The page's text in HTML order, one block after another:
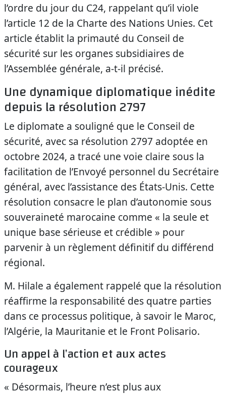
l’ordre du jour du C24, rappelant qu’il viole
l’article 12 de la Charte des Nations Unies. Cet
article établit la primauté du Conseil de
sécurité sur les organes subsidiaires de
l’Assemblée générale, a-t-il précisé.
Une dynamique diplomatique inédite
depuis la résolution 2797
Le diplomate a souligné que le Conseil de
sécurité, avec sa résolution 2797 adoptée en
octobre 2024, a tracé une voie claire sous la
facilitation de l’Envoyé personnel du Secrétaire
général, avec l’assistance des États-Unis. Cette
résolution consacre le plan d’autonomie sous
souveraineté marocaine comme « la seule et
unique base sérieuse et crédible » pour
parvenir à un règlement définitif du différend
régional.
M. Hilale a également rappelé que la résolution
réaffirme la responsabilité des quatre parties
dans ce processus politique, à savoir le Maroc,
l’Algérie, la Mauritanie et le Front Polisario.
Un appel à l’action et aux actes
courageux
« Désormais, l’heure n’est plus aux